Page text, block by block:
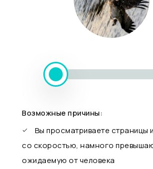
Возможные причины:
Вы просматриваете страницы
со скоростью, намного
ожидаемую от человека